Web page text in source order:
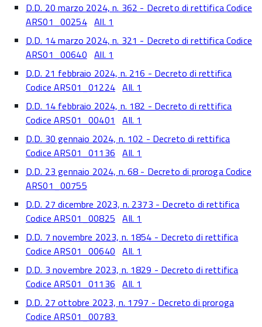
D.D. 20 marzo 2024, n. 362 - Decreto di rettifica Codice
ARS01_00254 All. 1
D.D. 14 marzo 2024, n. 321 - Decreto di rettifica Codice
ARS01_00640 All. 1
D.D. 21 febbraio 2024, n. 216 - Decreto di rettifica
Codice ARS01_01224 All. 1
D.D. 14 febbraio 2024, n. 182 - Decreto di rettifica
Codice ARS01_00401
All. 1
D.D. 30 gennaio 2024, n. 102 - Decreto di rettifica
Codice ARS01_01136 All. 1
D.D. 23 gennaio 2024, n. 68 - Decreto di proroga Codice
ARS01_00755
D.D. 27 dicembre 2023, n. 2373 - Decreto di rettifica
Codice ARS01_00825 All. 1
D.D. 7 novembre 2023, n. 1854 - Decreto di rettifica
Codice ARS01_00640 All. 1
D.D. 3 novembre 2023, n. 1829 - Decreto di rettifica
Codice ARS01_01136 All. 1
D.D. 27 ottobre 2023, n. 1797 - Decreto di proroga
Codice ARS01_00783